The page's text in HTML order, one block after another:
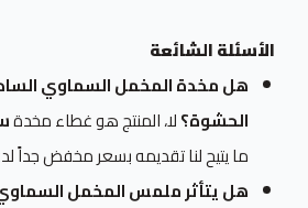
الأسئلة الشائعة
هل مخدة المخمل السماوي
الحشوة؟لا، المنتج هو غطاء مخدة
ما يتيح لنا تقديمه بسعر مخفض جداً
هل يتأثر ملمس المخمل